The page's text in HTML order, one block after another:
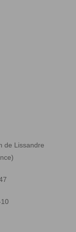
de Lissandre